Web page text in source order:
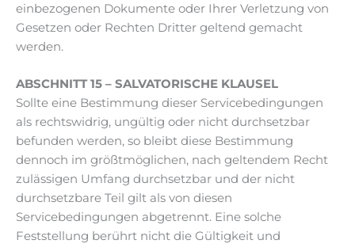
einbezogenen Dokumente oder Ihrer Verletzung von
Gesetzen oder Rechten Dritter geltend gemacht
werden.
ABSCHNITT 15 – SALVATORISCHE KLAUSEL
Sollte eine Bestimmung dieser Servicebedingungen
als rechtswidrig, ungültig oder nicht durchsetzbar
befunden werden, so bleibt diese Bestimmung
dennoch im größtmöglichen, nach geltendem Recht
zulässigen Umfang durchsetzbar und der nicht
durchsetzbare Teil gilt als von diesen
Servicebedingungen abgetrennt. Eine solche
Feststellung berührt nicht die Gültigkeit und